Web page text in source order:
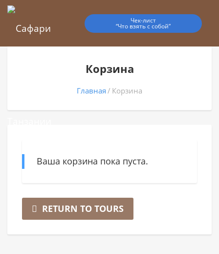
Чек-лист
“Что взять с собой”
Корзина
Главная Корзина
Ваша корзина пока пуста.
RETURN TO TOURS